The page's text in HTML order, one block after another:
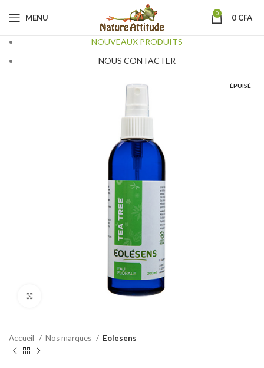
MENU 0 0 CFA
NOUVEAUX PRODUITS
NOUS CONTACTER
ÉPUISÉ
Accueil Nos marques Eolesens